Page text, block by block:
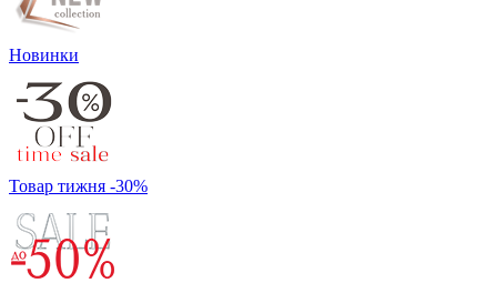
Новинки
Товар тижня -30%